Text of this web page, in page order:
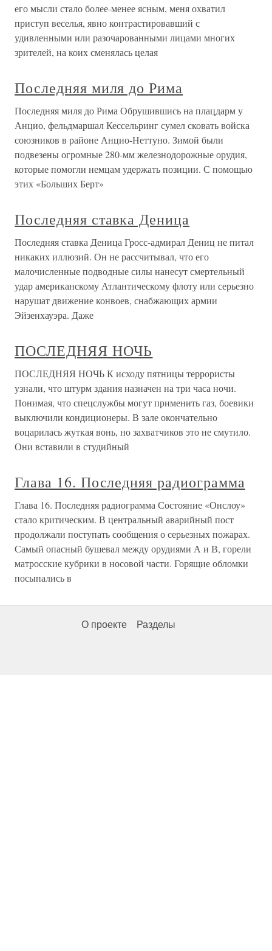
его мысли стало более-менее ясным, меня охватил
приступ веселья, явно контрастировавший с
удивленными или разочарованными лицами многих
зрителей, на коих сменялась целая
Последняя миля до Рима
Последняя миля до Рима Обрушившись на плацдарм у
Анцио, фельдмаршал Кессельринг сумел сковать войска
союзников в районе Анцио-Неттуно. Зимой были
подвезены огромные 280-мм железнодорожные орудия,
которые помогли немцам удержать позиции. С помощью
этих «Больших Берт»
Последняя ставка Деница
Последняя ставка Деница Гросс-адмирал Дениц не питал
никаких иллюзий. Он не рассчитывал, что его
малочисленные подводные силы нанесут смертельный
удар американскому Атлантическому флоту или серьезно
нарушат движение конвоев, снабжающих армии
Эйзенхауэра. Даже
ПОСЛЕДНЯЯ НОЧЬ
ПОСЛЕДНЯЯ НОЧЬ К исходу пятницы террористы
узнали, что штурм здания назначен на три часа ночи.
Понимая, что спецслужбы могут применить газ, боевики
выключили кондиционеры. В зале окончательно
воцарилась жуткая вонь, но захватчиков это не смутило.
Они вставили в студийный
Глава 16. Последняя радиограмма
Глава 16. Последняя радиограмма Состояние «Онслоу»
стало критическим. В центральный аварийный пост
продолжали поступать сообщения о серьезных пожарах.
Самый опасный бушевал между орудиями А и В, горели
матросские кубрики в носовой части. Горящие обломки
посыпались в
О проекте Разделы